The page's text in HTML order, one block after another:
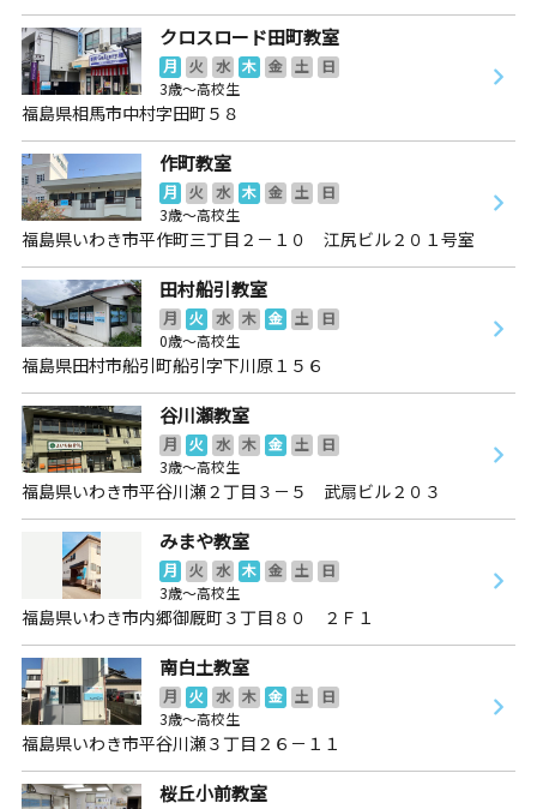
クロスロード田町教室
月 火 水 木 金 土
日
3歳～高校生
福島県相馬市中村字田町５８
作町教室
月 火 水 木 金 土
日
3歳～高校生
福島県いわき市平作町三丁目２－１０ 江尻ビル２０１号室
田村船引教室
月 火 水 木 金 土
日
0歳～高校生
福島県田村市船引町船引字下川原１５６
谷川瀬教室
月 火 水 木 金 土
日
3歳～高校生
福島県いわき市平谷川瀬２丁目３－５ 武扇ビル２０３
みまや教室
月 火 水 木 金 土
日
3歳～高校生
福島県いわき市内郷御厩町３丁目８０ ２Ｆ１
南白土教室
月 火 水 木 金 土
日
3歳～高校生
福島県いわき市平谷川瀬３丁目２６－１１
桜丘小前教室